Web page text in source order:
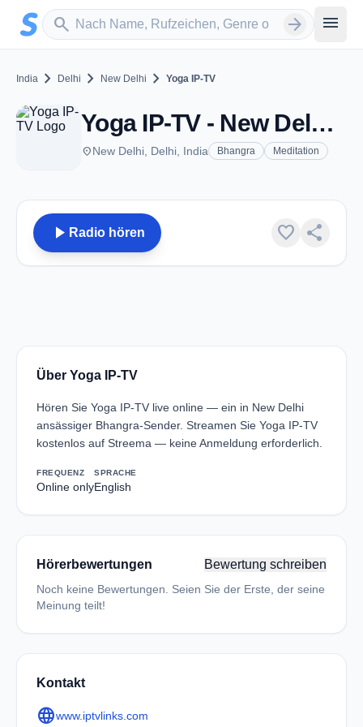
Zum Hauptinhalt springen
search
Sender suchen arrow_forward menu
India chevron_right Delhi chevron_right New Delhi chevron_right Yoga IP-TV
Yoga IP-TV - New Delhi, DL
placeNew Delhi, Delhi, India Bhangra Meditation
play_arrow Radio hören favorite share
Über Yoga IP-TV
Hören Sie Yoga IP-TV live online — ein in New Delhi
ansässiger Bhangra-Sender. Streamen Sie Yoga IP-TV
kostenlos auf Streema — keine Anmeldung erforderlich.
FREQUENZ
Online only
SPRACHE
English
Hörerbewertungen Bewertung schreiben
Noch keine Bewertungen. Seien Sie der Erste, der seine
Meinung teilt!
Kontakt
languagewww.iptvlinks.com